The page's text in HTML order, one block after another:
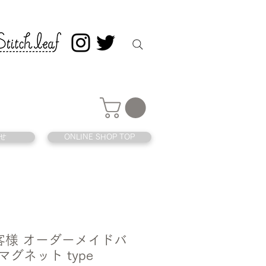
オーダーメイドバ
グネット type
ONLINE SHOP TOP